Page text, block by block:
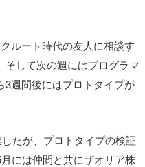
ルート時代の友人に相談す
そして次の週にはプログラマ
3週間後にはプロトタイプが
たが、プロトタイプの検証
には仲間と共にザオリア株